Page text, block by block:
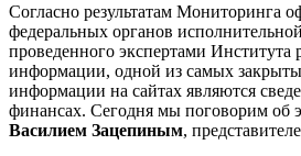
Согласно результатам Мониторинга
федеральных органов
проведенного экспертами Института
информации, одной из самых
информации на сайтах являются
финансах. Сегодня мы поговорим об
Василием Зацепиным,